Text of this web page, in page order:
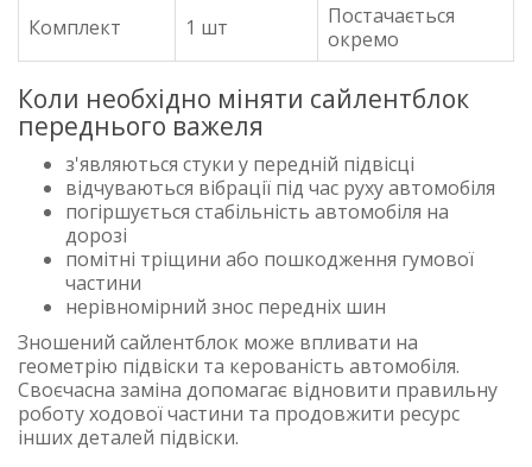
Комплект 1 шт
Постачається
окремо
Коли необхідно міняти сайлентблок
переднього важеля
з'являються стуки у передній підвісці
відчуваються вібрації під час руху автомобіля
погіршується стабільність автомобіля на
дорозі
помітні тріщини або пошкодження гумової
частини
нерівномірний знос передніх шин
Зношений сайлентблок може впливати на
геометрію підвіски та керованість автомобіля.
Своєчасна заміна допомагає відновити правильну
роботу ходової частини та продовжити ресурс
інших деталей підвіски.